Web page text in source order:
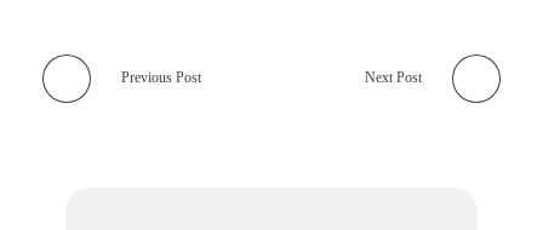
Previous Post Next Post